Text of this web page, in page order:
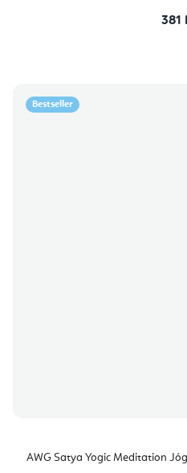
381
Bestseller
AWG Satya Yogic Meditation